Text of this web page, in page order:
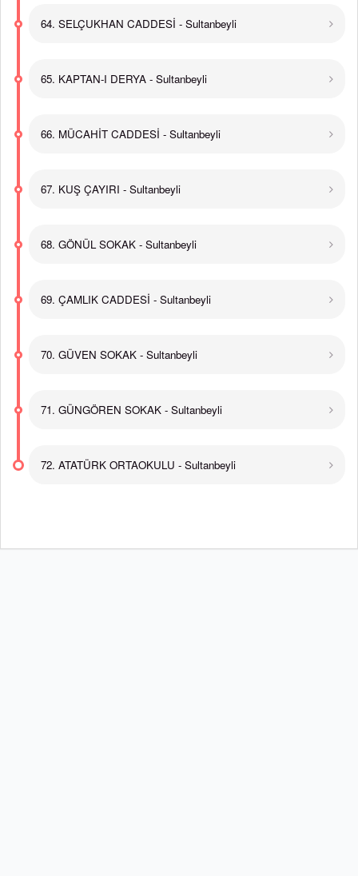
64. SELÇUKHAN CADDESİ - Sultanbeyli
65. KAPTAN-I DERYA - Sultanbeyli
66. MÜCAHİT CADDESİ - Sultanbeyli
67. KUŞ ÇAYIRI - Sultanbeyli
68. GÖNÜL SOKAK - Sultanbeyli
69. ÇAMLIK CADDESİ - Sultanbeyli
70. GÜVEN SOKAK - Sultanbeyli
71. GÜNGÖREN SOKAK - Sultanbeyli
72. ATATÜRK ORTAOKULU - Sultanbeyli